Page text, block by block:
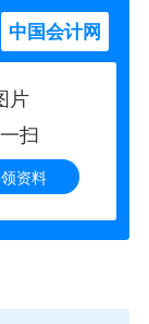
中国会计网
片
扫
资料